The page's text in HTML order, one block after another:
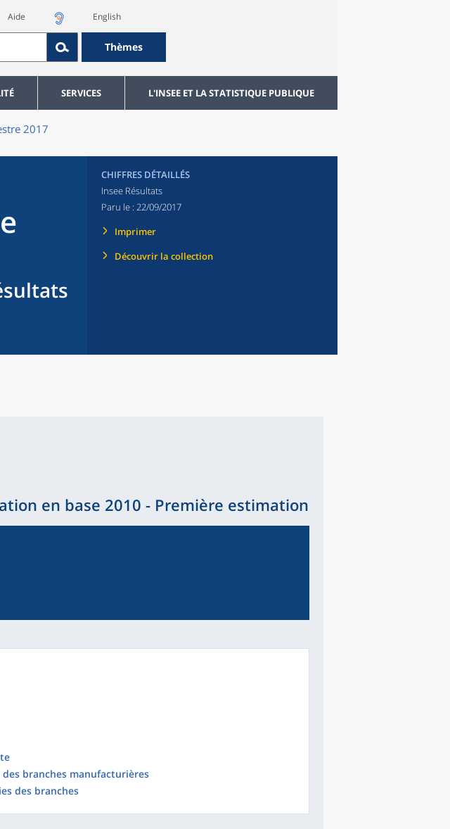
Aide English
Thèmes
SERVICES L'INSEE ET LA STATISTIQUE PUBLIQUE
2017
CHIFFRES DÉTAILLÉS
Insee Résultats
Paru le : 22/09/2017
Imprimer
Découvrir la collection
en base 2010 - Première estimation
branches manufacturières
des branches